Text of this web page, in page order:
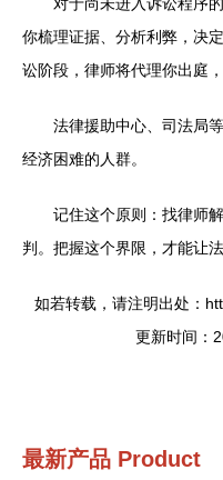
你梳理证据、分析利弊，决
讼阶段，律师将代理你出庭
法律援助中心、司法局
经济困难的人群。
记住这个原则：找律师
判。把握这个界限，才能让
如若转载，请注明出处：
更新时间：
最新产品 Product